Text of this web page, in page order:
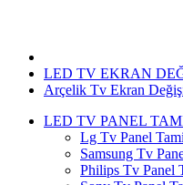
LED TV EKRAN
Arçelik Tv Ekran
LED TV PANEL
Lg Tv Panel
Samsung Tv
Philips Tv Panel